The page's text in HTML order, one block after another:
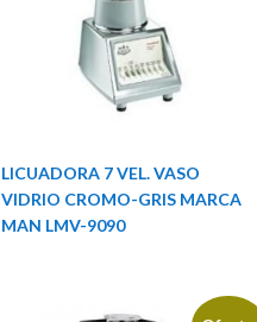
LICUADORA 7 VEL. VASO
VIDRIO CROMO-GRIS MARCA
MAN LMV-9090